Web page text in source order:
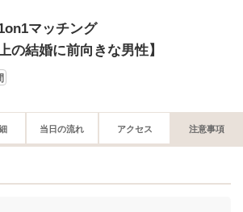
マッチング
の結婚に前向きな男性】
当日の流れ アクセス 注意事項